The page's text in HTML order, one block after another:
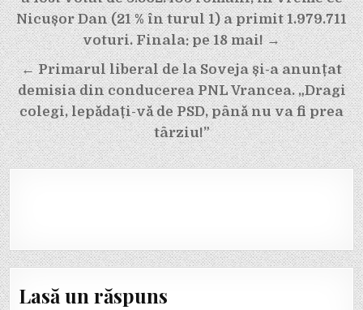
articole
Nicușor Dan (21 % în turul 1) a primit 1.979.711
voturi. Finala: pe 18 mai! →
← Primarul liberal de la Soveja și-a anunțat
demisia din conducerea PNL Vrancea. „Dragi
colegi, lepădați-vă de PSD, până nu va fi prea
târziu!”
Lasă un răspuns